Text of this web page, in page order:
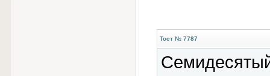
Тост № 7787